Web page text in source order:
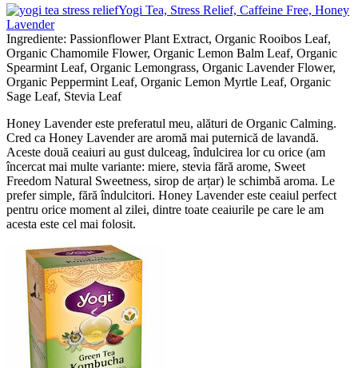
Yogi Tea, Stress Relief, Caffeine Free, Honey
Lavender
Ingrediente: Passionflower Plant Extract, Organic Rooibos Leaf,
Organic Chamomile Flower, Organic Lemon Balm Leaf, Organic
Spearmint Leaf, Organic Lemongrass, Organic Lavender Flower,
Organic Peppermint Leaf, Organic Lemon Myrtle Leaf, Organic
Sage Leaf, Stevia Leaf
Honey Lavender este preferatul meu, alături de Organic Calming.
Cred ca Honey Lavender are aromă mai puternică de lavandă.
Aceste două ceaiuri au gust dulceag, îndulcirea lor cu orice (am
încercat mai multe variante: miere, stevia fără arome, Sweet
Freedom Natural Sweetness, sirop de arțar) le schimbă aroma. Le
prefer simple, fără îndulcitori. Honey Lavender este ceaiul perfect
pentru orice moment al zilei, dintre toate ceaiurile pe care le am
acesta este cel mai folosit.